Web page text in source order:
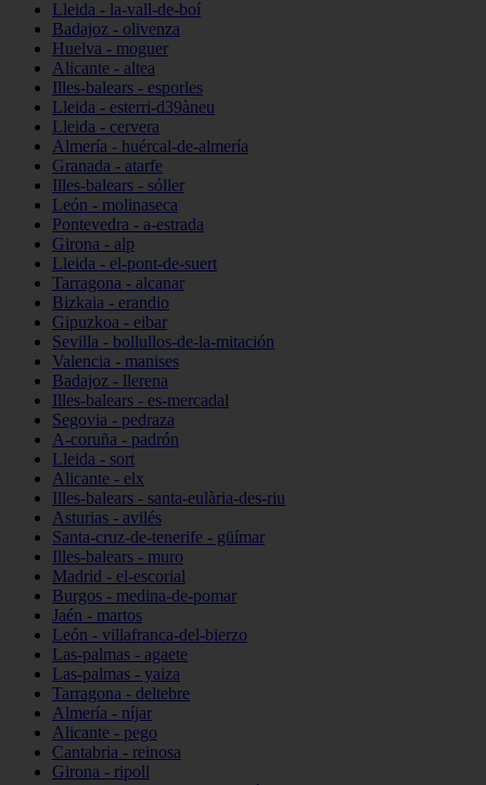
Lleida - la-vall-de-boí
Badajoz - olivenza
Huelva - moguer
Alicante - altea
Illes-balears - esporles
Lleida - esterri-d39àneu
Lleida - cervera
Almería - huércal-de-almería
Granada - atarfe
Illes-balears - sóller
León - molinaseca
Pontevedra - a-estrada
Girona - alp
Lleida - el-pont-de-suert
Tarragona - alcanar
Bizkaia - erandio
Gipuzkoa - eibar
Sevilla - bollullos-de-la-mitación
Valencia - manises
Badajoz - llerena
Illes-balears - es-mercadal
Segovia - pedraza
A-coruña - padrón
Lleida - sort
Alicante - elx
Illes-balears - santa-eulària-des-riu
Asturias - avilés
Santa-cruz-de-tenerife - güímar
Illes-balears - muro
Madrid - el-escorial
Burgos - medina-de-pomar
Jaén - martos
León - villafranca-del-bierzo
Las-palmas - agaete
Las-palmas - yaiza
Tarragona - deltebre
Almería - níjar
Alicante - pego
Cantabria - reinosa
Girona - ripoll